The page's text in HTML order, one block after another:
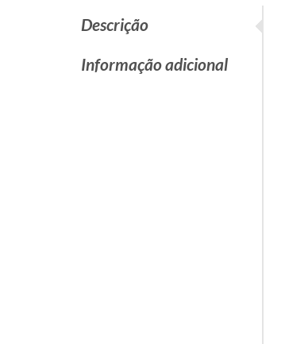
Descrição
Informação adicional